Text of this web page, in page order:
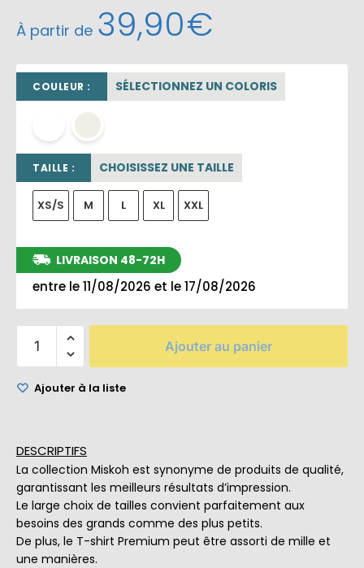
À partir de 39,90€
COULEUR : SÉLECTIONNEZ UN COLORIS
TAILLE : CHOISISSEZ UNE TAILLE
XS/S M L XL XXL
LIVRAISON 48-72H
entre le 11/08/2026 et le 17/08/2026
Ajouter au panier
Ajouter à la liste
DESCRIPTIFS
La collection Miskoh est synonyme de produits de qualité,
garantissant les meilleurs résultats d’impression.
Le large choix de tailles convient parfaitement aux
besoins des grands comme des plus petits.
De plus, le T-shirt Premium peut être assorti de mille et
une manières.